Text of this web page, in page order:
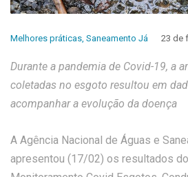
Melhores práticas Saneamento Já 23 de
Durante a pandemia de Covid-19, a
coletadas no esgoto resultou em
acompanhar a evolução da doença
A Agência Nacional de Águas e
apresentou (17/02) os resultados